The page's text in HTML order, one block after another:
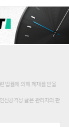
법률에 의해 제재를 받을
신공격성 글은 관리자의 판